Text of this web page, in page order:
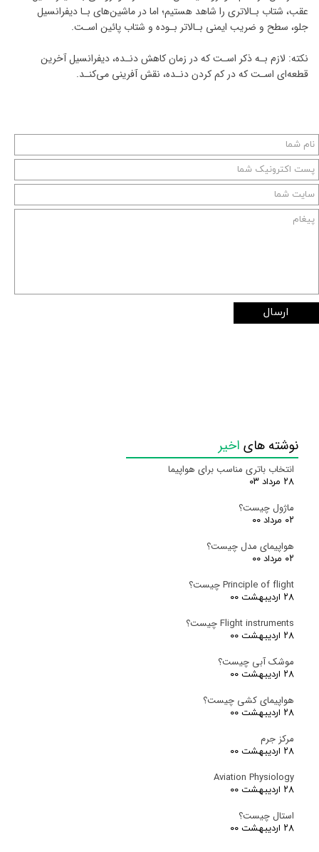
عقب، شتاب بـالاتری را شاهد هستیم؛ اما در ماشین‌های بـا دیفرانسیل
جلو، سطح و ضریب ایمنی بـالاتر بـوده و شتاب پائین اسـت.
نکته: لازم بـه ذکر اسـت که در زمان کاهش دنـده، دیفرانسیل آخرین
قطعه‌ای اسـت که در کم کردن دنـده، نقش آفرینی می‌کنـد.
ارسال
نوشته های اخیر
انتخاب باتری مناسب برای هواپیما
۲۸ مرداد ۰۳
ماژول چیست؟
۰۲ مرداد ۰۰
هواپیمای مدل چیست؟
۰۲ مرداد ۰۰
Principle of flight چیست؟
۲۸ اردیبهشت ۰۰
Flight instruments چیست؟
۲۸ اردیبهشت ۰۰
موشک آبی چیست؟
۲۸ اردیبهشت ۰۰
هواپیمای کشی چیست؟
۲۸ اردیبهشت ۰۰
مرکز جرم
۲۸ اردیبهشت ۰۰
Aviation Physiology
۲۸ اردیبهشت ۰۰
استال چیست؟
۲۸ اردیبهشت ۰۰